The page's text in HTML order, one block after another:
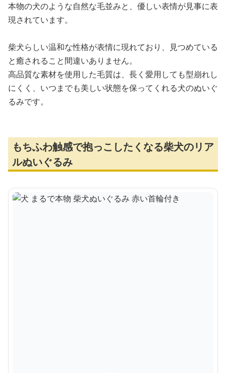
本物の犬のような自然な毛並みと、優しい表情が見事に表
現されています。
柴犬らしい温和な性格が表情に現れており、見つめている
と癒されること間違いありません。
高品質な素材を使用した毛質は、長く愛用しても型崩れし
にくく、いつまでも美しい状態を保ってくれる犬のぬいぐ
るみです。
もちふわ触感で抱っこしたくなる柴犬のリア
ルぬいぐるみ